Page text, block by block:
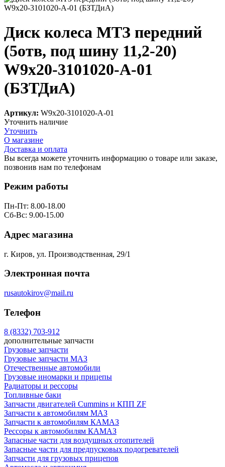
Диск колеса МТЗ передний
(5отв, под шину 11,2-20)
W9х20-3101020-А-01
(БЗТДиА)
Артикул: W9х20-3101020-А-01
Уточнить наличие
Уточнить
О магазине
Доставка и оплата
Вы всегда можете уточнить информацию о товаре или заказе,
позвонив нам по телефонам
Режим работы
Пн-Пт: 8.00-18.00
Сб-Вс: 9.00-15.00
Адрес магазина
г. Киров, ул. Производственная, 29/1
Электронная почта
rusautokirov@mail.ru
Телефон
8 (8332) 703-912
дополнительные запчасти
Грузовые запчасти
Грузовые запчасти МАЗ
Отечественные автомобили
Грузовые иномарки и прицепы
Радиаторы и рессоры
Топливные баки
Запчасти двигателей Cummins и КПП ZF
Запчасти к автомобилям МАЗ
Запчасти к автомобилям КАМАЗ
Рессоры к автомобилям КАМАЗ
Запасные части для воздушных отопителей
Запасные части для предпусковых подогревателей
Запчасти для грузовых прицепов